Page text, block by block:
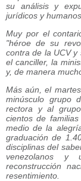
su análisis y
jurídicos y humanos.
Muy por el
"héroe de su
contra de la UCV
el canciller, la
y, de manera
Más aún, el
minúsculo grupo
rectora y al
cientos de
medio de la
graduación de
disciplinas del
venezolanos y
reconstrucción
resentimiento.